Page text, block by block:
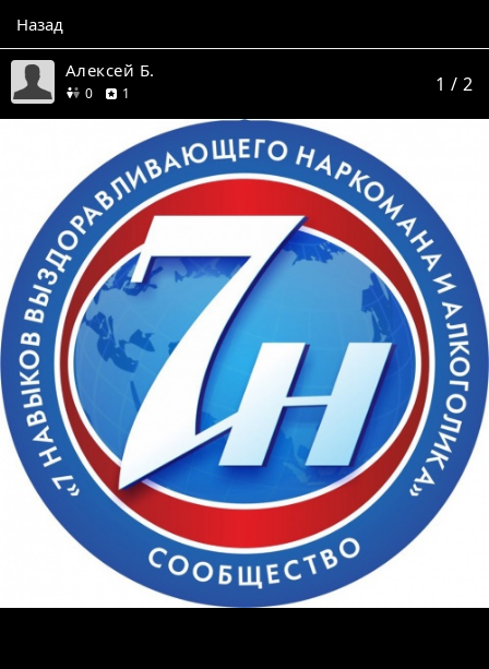
Назад
Алексей Б.
0друзей
1 1 / 2